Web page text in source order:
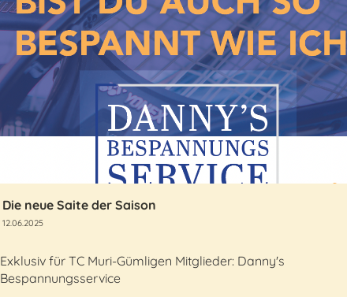
Die neue Saite der Saison
12.06.2025
Exklusiv für TC Muri-Gümligen Mitglieder: Danny's
Bespannungsservice